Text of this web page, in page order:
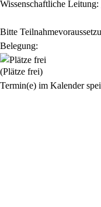
Wissenschaftliche Leitung:
Bitte
Belegung:
(Plätze frei)
Termin(e) im Kalender